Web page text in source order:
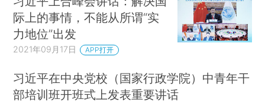
际上的事情，不能从所谓“实
力地位”出发
2021年09月17日 APP打开
习近平在中央党校（国家行政学院）中青年干
部培训班开班式上发表重要讲话